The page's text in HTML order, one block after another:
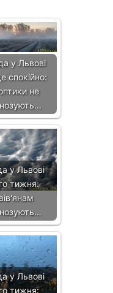
у Львові
спокійно:
не
у Львові
тижня:
у Львові
тижня: